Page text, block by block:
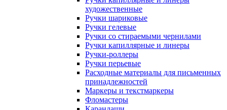
художественные
Ручки шариковые
Ручки гелевые
Ручки со стираемыми чернилами
Ручки капиллярные и линеры
Ручки-роллеры
Ручки перьевые
Расходные материалы для письменных
принадлежностей
Маркеры и текстмаркеры
Фломастеры